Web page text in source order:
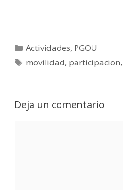
Categorías
Actividades, PGOU
Etiquetas
movilidad, participacion,
Deja un comentario